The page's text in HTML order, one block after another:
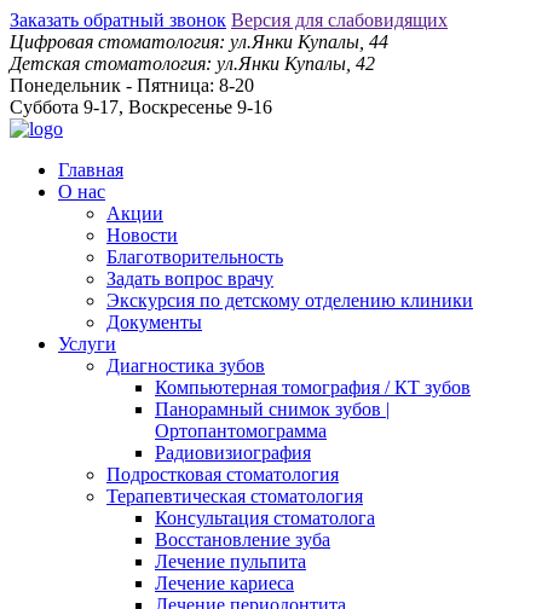
Заказать обратный звонок Версия для слабовидящих
Цифровая стоматология: ул.Янки Купалы, 44
Детская стоматология: ул.Янки Купалы, 42
Понедельник - Пятница: 8-20
Суббота 9-17, Воскресенье 9-16
Главная
О нас
Акции
Новости
Благотворительность
Задать вопрос врачу
Экскурсия по детскому отделению клиники
Документы
Услуги
Диагностика зубов
Компьютерная томография / КТ зубов
Панорамный снимок зубов |
Ортопантомограмма
Радиовизиография
Подростковая стоматология
Терапевтическая стоматология
Консультация стоматолога
Восстановление зуба
Лечение пульпита
Лечение кариеса
Лечение периодонтита